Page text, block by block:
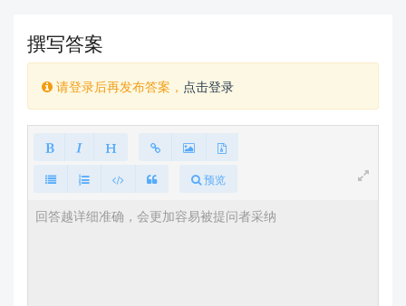
撰写答案
请登录后再发布答案， 点击登录
预览